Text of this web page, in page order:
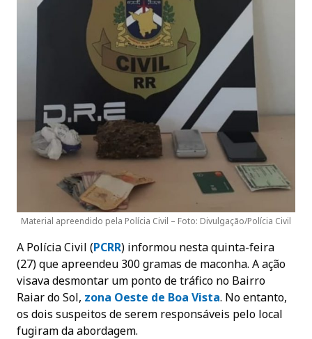
Material apreendido pela Polícia Civil – Foto: Divulgação/Polícia Civil
A Polícia Civil (PCRR) informou nesta quinta-feira
(27) que apreendeu 300 gramas de maconha. A ação
visava desmontar um ponto de tráfico no Bairro
Raiar do Sol, zona Oeste de Boa Vista. No entanto,
os dois suspeitos de serem responsáveis pelo local
fugiram da abordagem.